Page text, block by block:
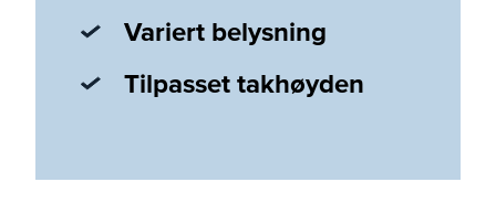
Variert belysning
Tilpasset takhøyden